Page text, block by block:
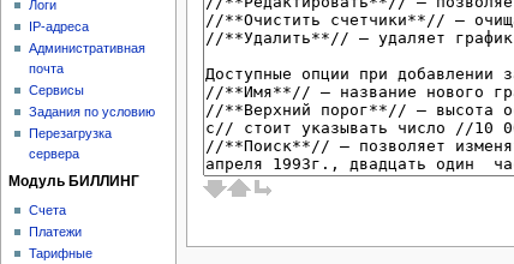
Логи
IP-адреса
Административная
почта
Сервисы
Задания по условию
Перезагрузка
сервера
Модуль БИЛЛИНГ
Счета
Платежи
Тарифные